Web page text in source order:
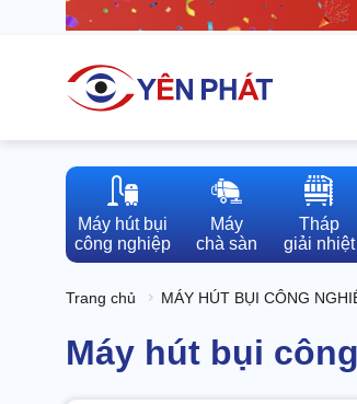
Máy hút bụi
công nghiệp
Máy
chà sàn
Tháp
giải nhiệt
Trang chủ MÁY HÚT BỤI CÔNG
Máy hút bụi